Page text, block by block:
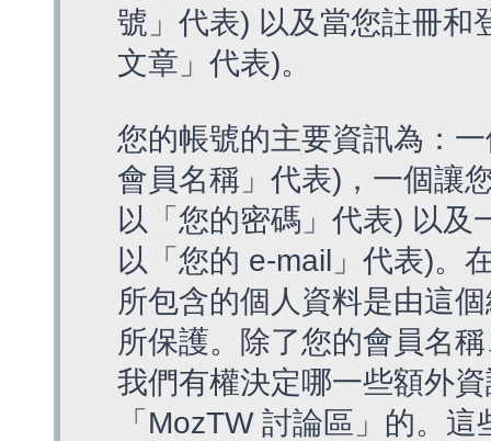
號」代表) 以及當您註冊和
文章」代表)。
您的帳號的主要資訊為：
會員名稱」代表)，一個讓
以「您的密碼」代表) 以及
以「您的 e-mail」代表)。
所包含的個人資料是由這
所保護。除了您的會員名
我們有權決定哪一些額外
「MozTW 討論區」的。